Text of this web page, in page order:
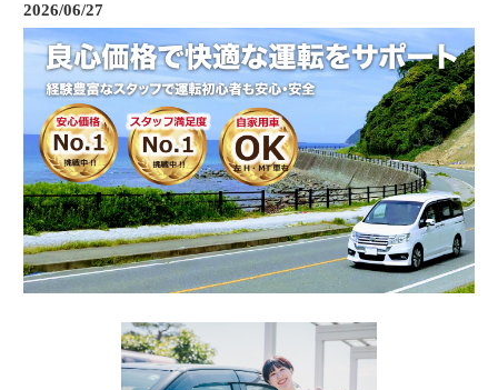
2026/06/27